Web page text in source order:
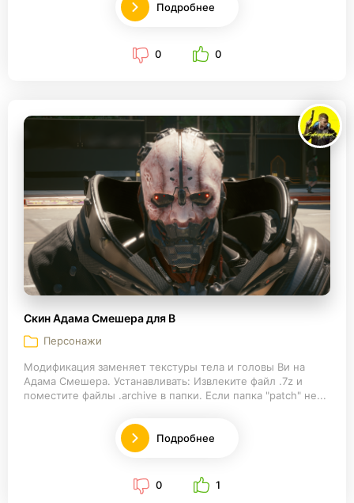
Подробнее
0 0
Скин Адама Смешера для В
Персонажи
Модификация заменяет текстуры тела и головы Ви на
Адама Смешера. Устанавливать: Извлеките файл .7z и
поместите файлы .archive в папки. Если папка "patch" не...
Подробнее
0 1